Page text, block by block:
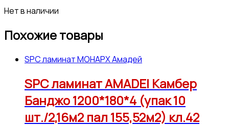
Нет в наличии
Похожие товары
SPC ламинат МОНАРХ Амадей
SPC ламинат AMADEI Камбер
Банджо 1200*180*4 (упак 10
шт./2,16м2 пал 155,52м2) кл.42